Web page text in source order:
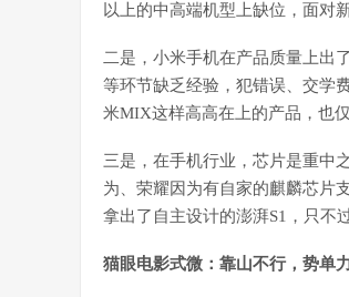
以上的中高端机型上缺位，面对
二是，小米手机在产品质量上出
等环节缺乏经验，犯错误、交学
米MIX这样高高在上的产品，也
三是，在手机行业，芯片是重中
为、荣耀因为有自家的麒麟芯片
拿出了自主设计的澎湃S1，只不
猫眼电影式微：靠山不行，势单